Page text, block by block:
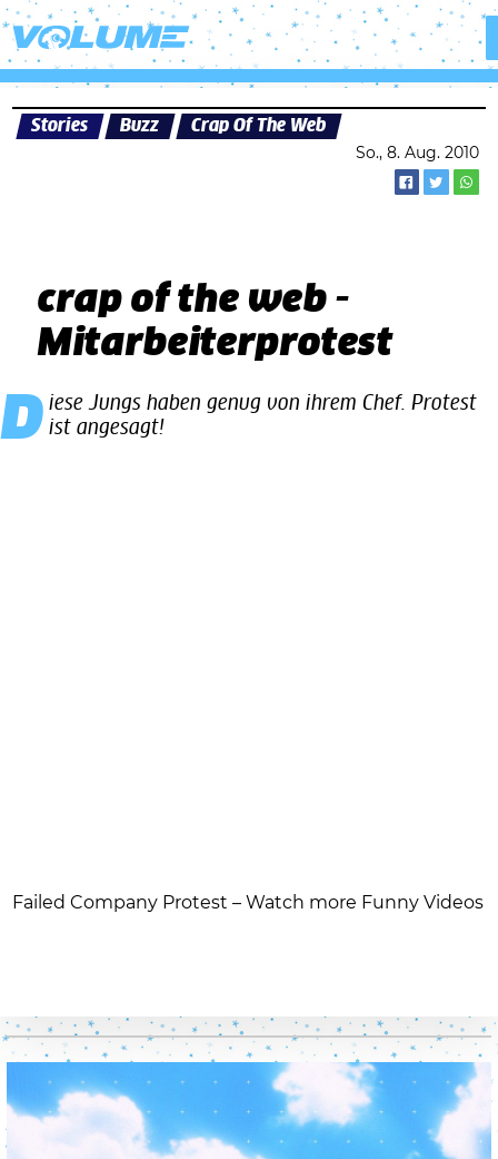
Stories Buzz Crap Of The Web
So., 8. Aug. 2010
crap of the web -
Mitarbeiterprotest
Diese Jungs haben genug von ihrem Chef. Protest ist angesagt!
Failed Company Protest – Watch more Funny Videos